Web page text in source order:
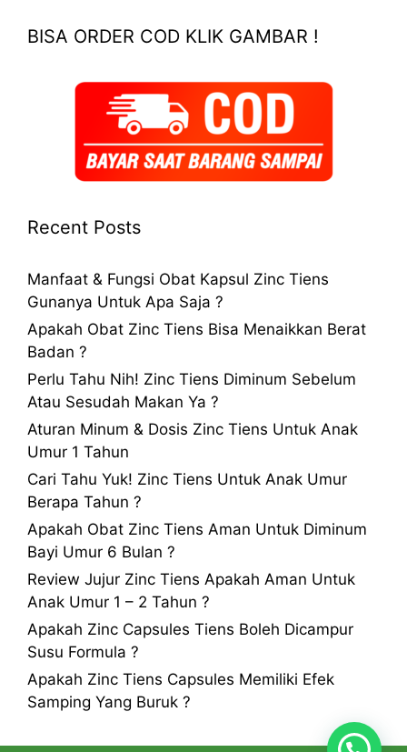
BISA ORDER COD KLIK GAMBAR !
Recent Posts
Manfaat & Fungsi Obat Kapsul Zinc Tiens
Gunanya Untuk Apa Saja ?
Apakah Obat Zinc Tiens Bisa Menaikkan Berat
Badan ?
Perlu Tahu Nih! Zinc Tiens Diminum Sebelum
Atau Sesudah Makan Ya ?
Aturan Minum & Dosis Zinc Tiens Untuk Anak
Umur 1 Tahun
Cari Tahu Yuk! Zinc Tiens Untuk Anak Umur
Berapa Tahun ?
Apakah Obat Zinc Tiens Aman Untuk Diminum
Bayi Umur 6 Bulan ?
Review Jujur Zinc Tiens Apakah Aman Untuk
Anak Umur 1 – 2 Tahun ?
Apakah Zinc Capsules Tiens Boleh Dicampur
Susu Formula ?
Apakah Zinc Tiens Capsules Memiliki Efek
Samping Yang Buruk ?